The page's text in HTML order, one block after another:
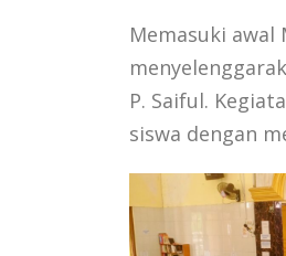
Memasuki awal
P. Saiful.
siswa dengan